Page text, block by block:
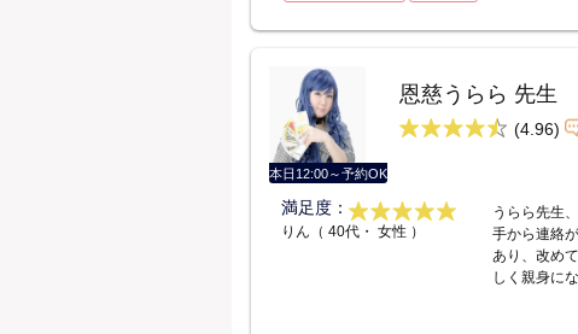
本日12:00～予約OK
恩慈うらら 先生
(4.96)
満足度：
りん（ 40代・ 女性 ）
うらら先生
手から連絡
あり、改め
しく親身に